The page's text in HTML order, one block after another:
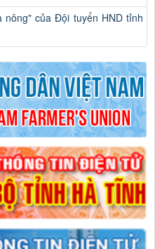
nông" của Đội tuyển HND tỉnh